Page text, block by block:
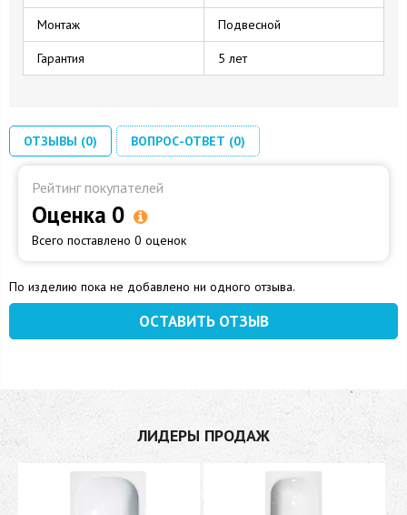
Монтаж Подвесной
Гарантия 5 лет
ОТЗЫВЫ (0) ВОПРОС-ОТВЕТ (0)
Рейтинг покупателей
Оценка 0
Всего поставлено 0 оценок
По изделию пока не добавлено ни одного отзыва.
ОСТАВИТЬ ОТЗЫВ
ЛИДЕРЫ ПРОДАЖ